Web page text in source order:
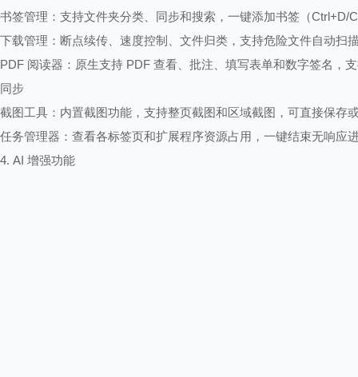
书签管理：支持文件夹分类、同步和搜索，一键添加书签（Ctrl+D/
下载管理：断点续传、速度控制、文件归类，支持危险文件自动扫
PDF 阅读器：原生支持 PDF 查看、批注、填写表单和数字签名，
同步
截图工具：内置截图功能，支持整页截图和区域截图，可直接保存
任务管理器：查看各标签页和扩展程序资源占用，一键结束无响应
4. AI 增强功能